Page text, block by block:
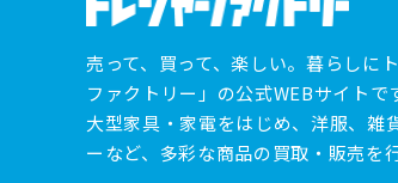
売って、買って、楽しい。暮らしに
ファクトリー」の公式WEBサイトで
大型家具・家電をはじめ、洋服、雑
ーなど、多彩な商品の買取・販売を